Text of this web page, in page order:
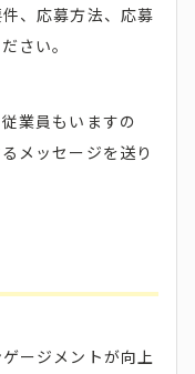
、応募方法、応募
さい。
業員もいますの
メッセージを送り
ージメントが向上